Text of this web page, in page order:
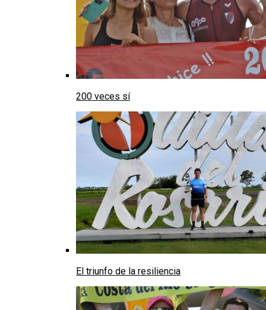
200 veces sí
El triunfo de la resiliencia